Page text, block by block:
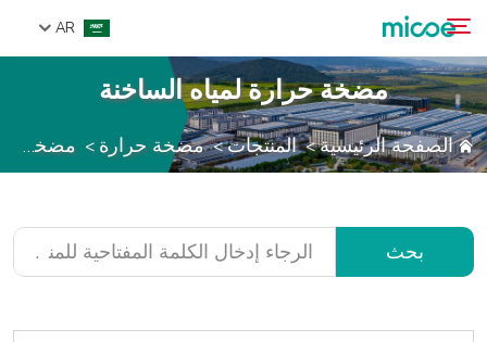
AR
من نحن
المنتجات
الدعم والخدمات
مركز الإعلام
بحث
مضخة حرارة لمياه الساخنة
الصفحة الرئيسية>المنتجات>مضخة حرارة >مضخة حرارة لمياه الساخنة
بحث